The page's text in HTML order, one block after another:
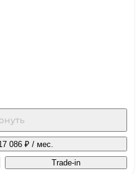
зон
светом
086 ₽ / мес.
Trade-in